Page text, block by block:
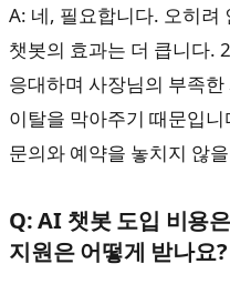
A: 네, 필요합니다. 오히려
챗봇의 효과는 더 큽니다.
응대하며 사장님의 부족
이탈을 막아주기 때문입
문의와 예약을 놓치지 않
Q: AI 챗봇 도입 비용
지원은 어떻게 받나요?